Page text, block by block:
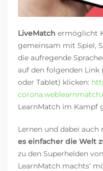
LiveMatch ermöglicht
gemeinsam mit Spiel,
die aufregende
auf den folgenden Link
oder Tablet) klicken:
LearnMatch im Kampf
Lernen und dabei auch
es einfacher die Welt
zu den Superhelden
LearnMatch machts‘